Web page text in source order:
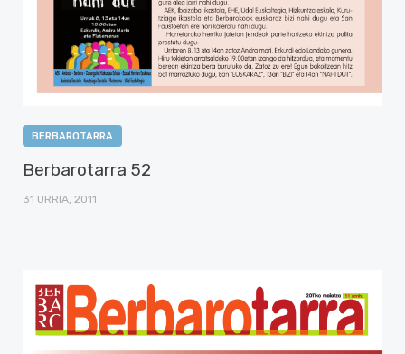
BERBAROTARRA
Berbarotarra 52
31 URRIA, 2011